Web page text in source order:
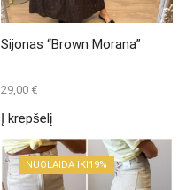
Sijonas “Brown Morana”
29,00 €
Į krepšelį
NUOLAIDA IKI19%